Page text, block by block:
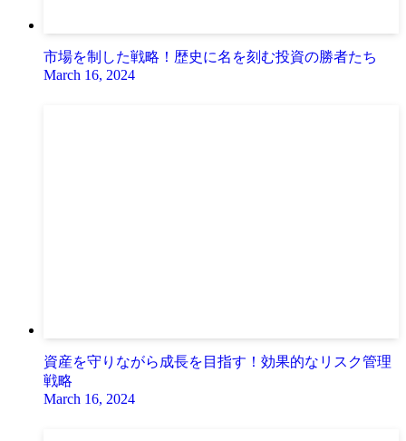
市場を制した戦略！歴史に名を刻む投資の勝者たち
March 16, 2024
資産を守りながら成長を目指す！効果的なリスク管理
戦略
March 16, 2024